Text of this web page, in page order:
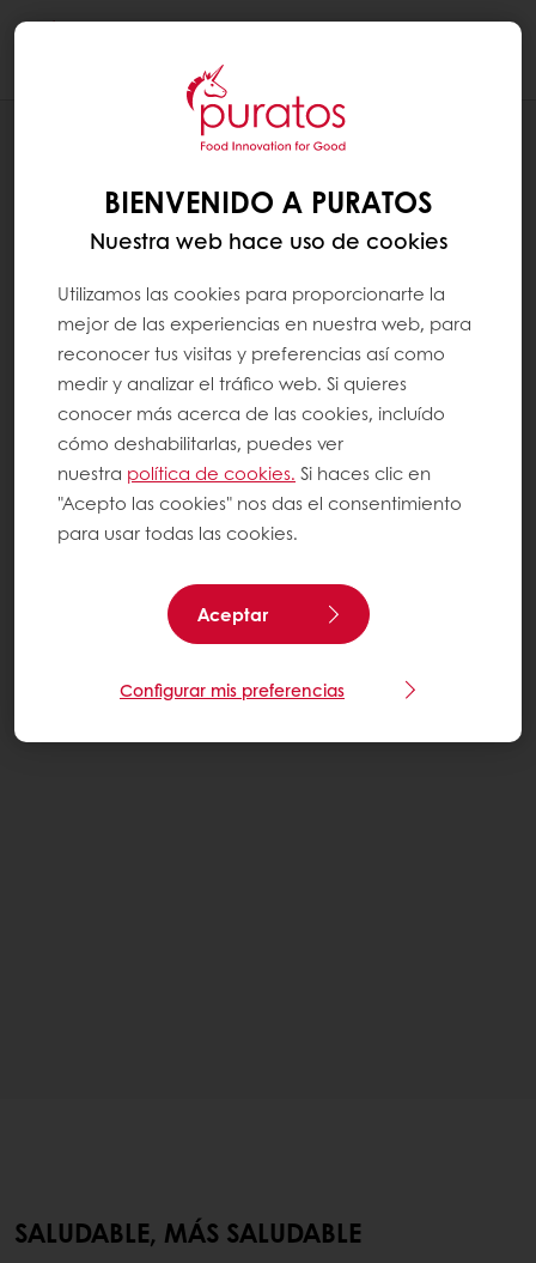
SALUDABLE, MÁS SALUDABLE
BIENVENIDO A PURATOS
Nuestra web hace uso de cookies
Utilizamos las cookies para proporcionarte la
mejor de las experiencias en nuestra web, para
reconocer tus visitas y preferencias así como
medir y analizar el tráfico web. Si quieres
conocer más acerca de las cookies, incluído
cómo deshabilitarlas, puedes ver
nuestra política de cookies. Si haces clic en
"Acepto las cookies" nos das el consentimiento
para usar todas las cookies.
Aceptar
Configurar mis preferencias